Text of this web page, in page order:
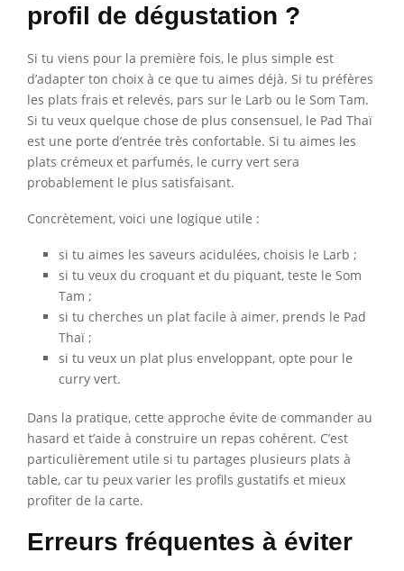
profil de dégustation ?
Si tu viens pour la première fois, le plus simple est
d’adapter ton choix à ce que tu aimes déjà. Si tu préfères
les plats frais et relevés, pars sur le Larb ou le Som Tam.
Si tu veux quelque chose de plus consensuel, le Pad Thaï
est une porte d’entrée très confortable. Si tu aimes les
plats crémeux et parfumés, le curry vert sera
probablement le plus satisfaisant.
Concrètement, voici une logique utile :
si tu aimes les saveurs acidulées, choisis le Larb ;
si tu veux du croquant et du piquant, teste le Som
Tam ;
si tu cherches un plat facile à aimer, prends le Pad
Thaï ;
si tu veux un plat plus enveloppant, opte pour le
curry vert.
Dans la pratique, cette approche évite de commander au
hasard et t’aide à construire un repas cohérent. C’est
particulièrement utile si tu partages plusieurs plats à
table, car tu peux varier les profils gustatifs et mieux
profiter de la carte.
Erreurs fréquentes à éviter